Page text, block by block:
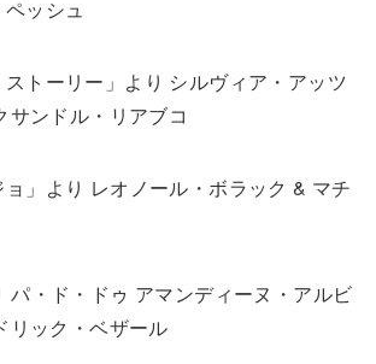
ッシュ
ストーリー」より シルヴィア・アッツ
サンドル・リアブコ
ョ」より レオノール・ボラック & マチ
パ・ド・ドゥ アマンディーヌ・アルビ
リック・ベザール